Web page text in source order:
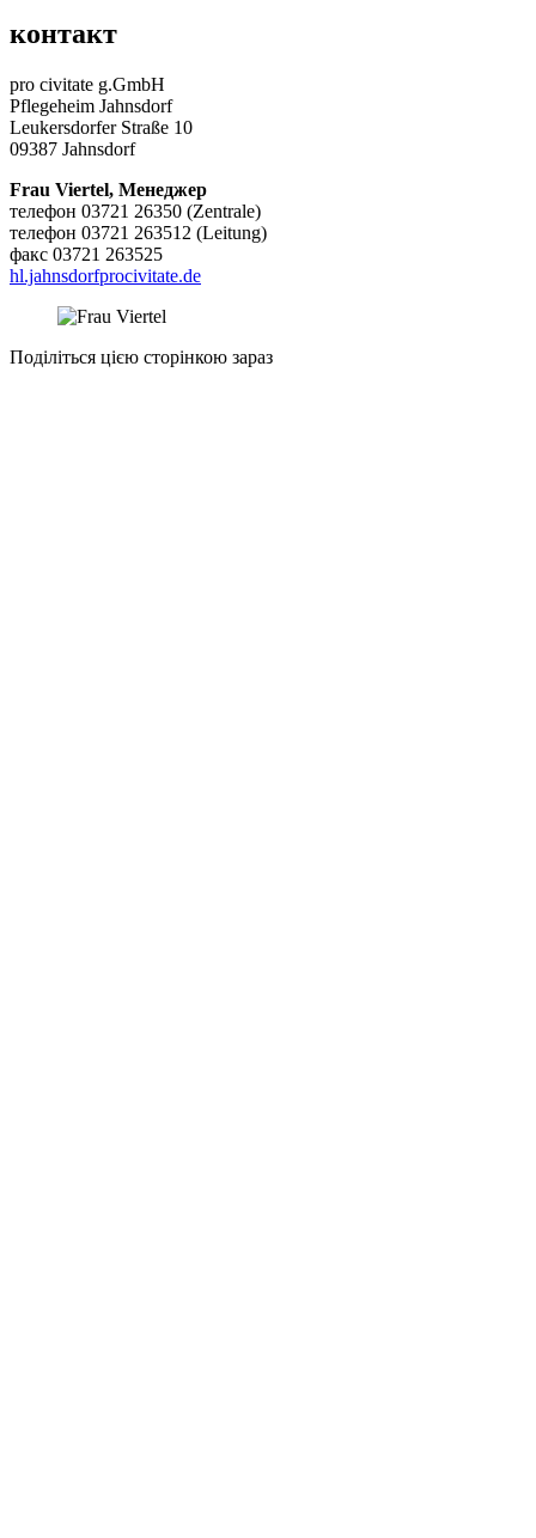
контакт
pro civitate g.GmbH
Pflegeheim Jahnsdorf
Leukersdorfer Straße 10
09387 Jahnsdorf
Frau Viertel, Менеджер
телефон 03721 26350 (Zentrale)
телефон 03721 263512 (Leitung)
факс 03721 263525
hl.jahnsdorfprocivitate.de
Поділіться цією сторінкою зараз